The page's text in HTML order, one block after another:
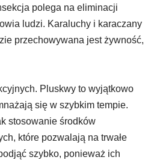
polega na eliminacji
ludzi. Karaluchy i karaczany
przechowywana jest żywność,
Pluskwy to wyjątkowo
się w szybkim tempie.
stosowanie środków
które pozwalają na trwałe
szybko, ponieważ ich